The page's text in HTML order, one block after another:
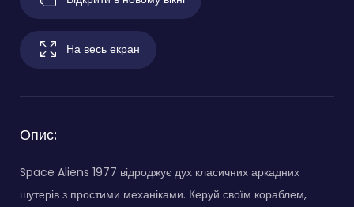
На весь екран
Опис:
Space Aliens 1977 відроджує дух класичних аркадних
шутерів з простими механіками. Керуй своїм кораблем,